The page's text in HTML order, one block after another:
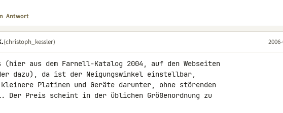
Antwort
(christoph_kessler)
(hier aus dem Farnell-Katalog 2004, auf den Webseiten
dazu), da ist der Neigungswinkel einstellbar,
kleinere Platinen und Geräte darunter, ohne störenden
Der Preis scheint in der üblichen Größenordnung zu